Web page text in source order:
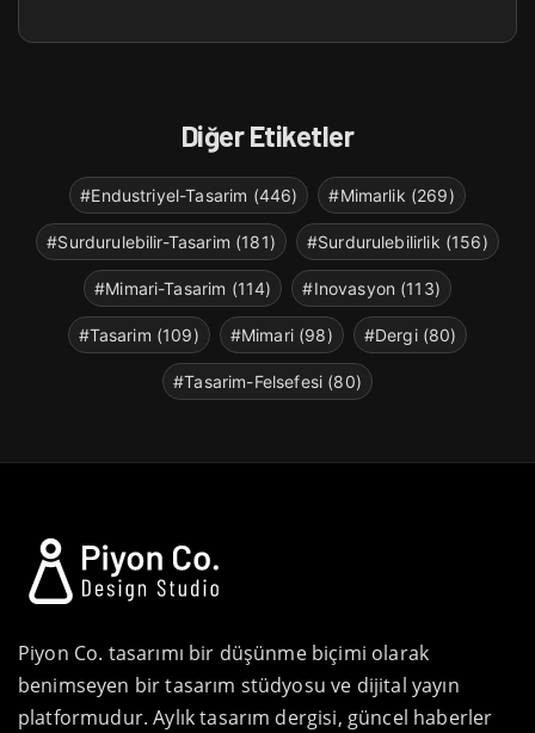
Diğer Etiketler
#Endustriyel-Tasarim (446) #Mimarlik (269)
#Surdurulebilir-Tasarim (181) #Surdurulebilirlik (156)
#Mimari-Tasarim (114) #Inovasyon (113)
#Tasarim (109) #Mimari (98) #Dergi (80)
#Tasarim-Felsefesi (80)
Piyon Co. tasarımı bir düşünme biçimi olarak
benimseyen bir tasarım stüdyosu ve dijital yayın
platformudur. Aylık tasarım dergisi, güncel haberler